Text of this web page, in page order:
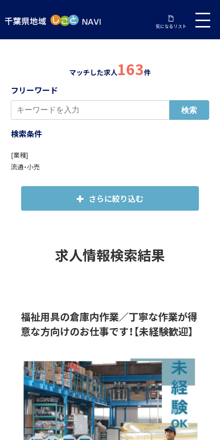
気になるリスト
マッチした求人163件
フリーワード
検索条件
[業種]
流通・小売
さらに絞り込む
求人情報検索結果
福祉用具の倉庫内作業／丁寧な作業が得
意な方向けのお仕事です！【未経験歓迎】